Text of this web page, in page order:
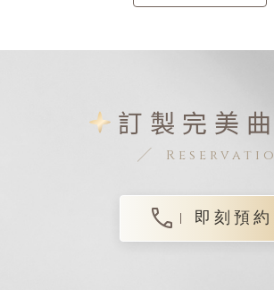
訂製完美
即刻預約